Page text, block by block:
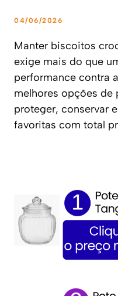
04/06/2026
Manter biscoitos
exige mais do que
performance contra
melhores opções de
proteger, conservar
favoritas com total